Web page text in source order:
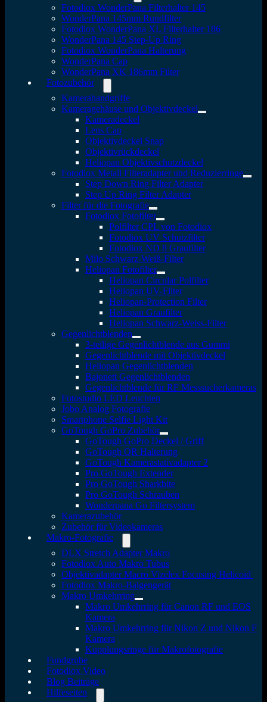
Fotodiox WonderPana Filterhalter 145
WonderPana 145mm Rundfilter
Fotodiox WonderPana XL Filterhalter 186
WonderPana 145 Step-Up Ring
Fotodiox WonderPana Halterung
WonderPana Cap
WonderPana XK 186mm Filter
Fotozubehör
Kamerahandgriffe
Kameragehäuse und Objektivdeckel
Kameradeckel
Lens Cap
Objektivdeckel Snap
Objektivrückdeckel
Heliopan Objektivschutzdeckel
Fotodiox Metall Filteradapter und Reduzierringe
Step Down Ring Filter Adapter
Step Up Ring Filter Adapter
Filter für die Fotografie
Fotodiox Fotofilter
Polfilter CPL von Fotodiox
Fotodiox UV Schutzfilter
Fotodiox ND 8 Graufilter
Milo Schwarz-Weiß-Filter
Heliopan Fotofilter
Heliopan Circular Polfilter
Heliopan UV-Filter
Heliopan-Protection Filter
Heliopan Graufilter
Heliopan Schwarz-Weiss-Filter
Gegenlichtblenden
3-teilige Gegenlichtblende aus Gummi
Gegenlichtblende mit Objektivdeckel
Heliopan Gegenlichtblenden
Bajonett Gegenlichtblenden
Gegenlichtblende für RF Messsucherkameras
Fotostudio LED Leuchten
Jobo Analog Fotografie
Smartphone Selfie Light Kit
GoTough GoPro Zubehör
GoTough GoPro Deckel / Griff
GoTough QR Halterung
GoTough Kamerastativadapter 2
Pro GoTough Extender
Pro GoTough Sharkbite
Pro GoTough Schrauben
Wonderpana Go Filtersystem
Kamerazubehör
Zubehör für Videokameras
Makro-Fotografie
DLX Stretch Adapter Makro
Fotodiox Auto Makro Tubus
Objektivadapter Macro Vizelex Focusing Helicoid
Fotodiox Makro-Balgengerät
Makro Umkehrring
Makro Umkehrring für Canon RF und EOS
Kamera
Makro Umkehrring für Nikon Z und Nikon F
Kamera
Kupplungsringe für Makrofotografie
Fundgrube
Fotodiox Video
Blog Beiträge
Hilfeseiten